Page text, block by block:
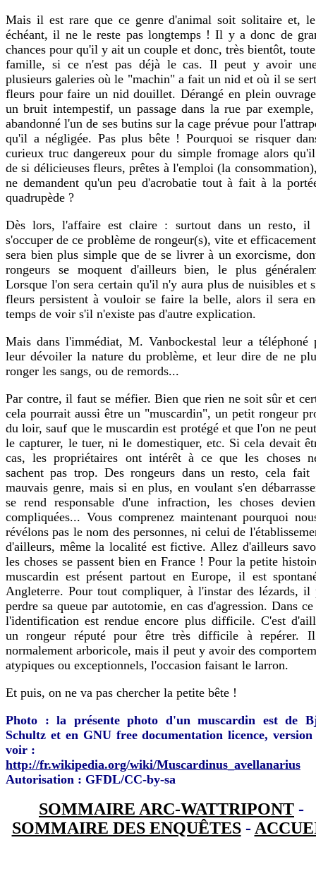
Mais il est rare que ce genre d'animal soit solitaire et,
échéant, il ne le reste pas longtemps ! Il y a donc de
chances pour qu'il y ait un couple et donc, très bientôt,
famille, si ce n'est pas déjà le cas. Il peut y avoir
plusieurs galeries où le "machin" a fait un nid et où il se
fleurs pour faire un nid douillet. Dérangé en plein
un bruit intempestif, un passage dans la rue par
abandonné l'un de ses butins sur la cage prévue pour
qu'il a négligée. Pas plus bête ! Pourquoi se risquer
curieux truc dangereux pour du simple fromage alors
de si délicieuses fleurs, prêtes à l'emploi (la
ne demandent qu'un peu d'acrobatie tout à fait à la
quadrupède ?
Dès lors, l'affaire est claire : surtout dans un resto, il
s'occuper de ce problème de rongeur(s), vite et
sera bien plus simple que de se livrer à un exorcisme,
rongeurs se moquent d'ailleurs bien, le plus
Lorsque l'on sera certain qu'il n'y aura plus de nuisibles et
fleurs persistent à vouloir se faire la belle, alors il sera
temps de voir s'il n'existe pas d'autre explication.
Mais dans l'immédiat, M. Vanbockestal leur a téléphoné
leur dévoiler la nature du problème, et leur dire de ne
ronger les sangs, ou de remords...
Par contre, il faut se méfier. Bien que rien ne soit sûr et
cela pourrait aussi être un "muscardin", un petit rongeur
du loir, sauf que le muscardin est protégé et que l'on ne
le capturer, le tuer, ni le domestiquer, etc. Si cela devait
cas, les propriétaires ont intérêt à ce que les choses
sachent pas trop. Des rongeurs dans un resto, cela fait
mauvais genre, mais si en plus, en voulant s'en
se rend responsable d'une infraction, les choses
compliquées... Vous comprenez maintenant pourquoi
révélons pas le nom des personnes, ni celui de
d'ailleurs, même la localité est fictive. Allez d'ailleurs
les choses se passent bien en France ! Pour la petite
muscardin est présent partout en Europe, il est
Angleterre. Pour tout compliquer, à l'instar des lézards, il
perdre sa queue par autotomie, en cas d'agression. Dans ce
l'identification est rendue encore plus difficile. C'est
un rongeur réputé pour être très difficile à repérer.
normalement arboricole, mais il peut y avoir des
atypiques ou exceptionnels, l'occasion faisant le larron.
Et puis, on ne va pas chercher la petite bête !
Photo : la présente photo d'un muscardin est de
Schultz et en GNU free documentation licence, version
voir :
http://fr.wikipedia.org/wiki/Muscardinus_avellanarius
Autorisation : GFDL/CC-by-sa
SOMMAIRE ARC-WATTRIPONT -
SOMMAIRE DES ENQUÊTES-